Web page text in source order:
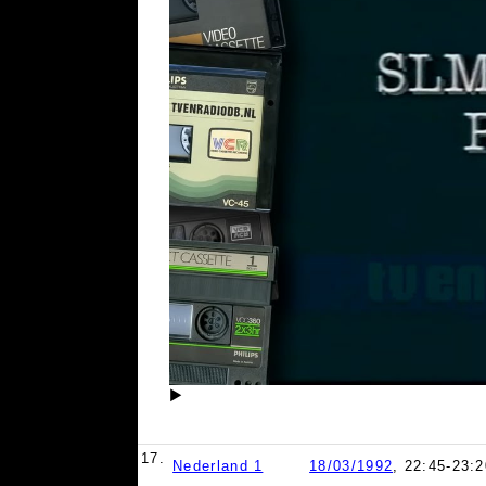
▶
17. Nederland 1 18/03/1992, 22:45-